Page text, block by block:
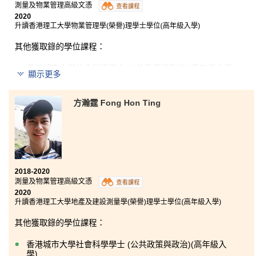
測量及物業管理高級文憑
查看課程
2020
升讀香港理工大學物業管理學(榮譽)理學士學位(高年級入學)
其他獲取錄的學位課程：
香港城市大學社會科學學士(公共政策與政治)(高年級入學)
文憑試後，我考慮到課程的實用性及行業的人才需求而
選擇修讀這項課程。導師們於業界擁有豐富經驗，讓我
了解到行業正邁向專業化，因此持續進修有利事業發
展。另外，書院提供優質的學習環境及豐富資源為同學
解決學業上的困難，使我能夠專注學業，向升學目標前
進。
顯示更多
方瀚霆 Fong Hon Ting
2018-2020
測量及物業管理高級文憑
查看課程
2020
升讀香港理工大學地產及建設測量學(榮譽)理學士學位(高年級入學)
其他獲取錄的學位課程：
香港城市大學社會科學學士 (公共政策與政治)(高年級入
學)